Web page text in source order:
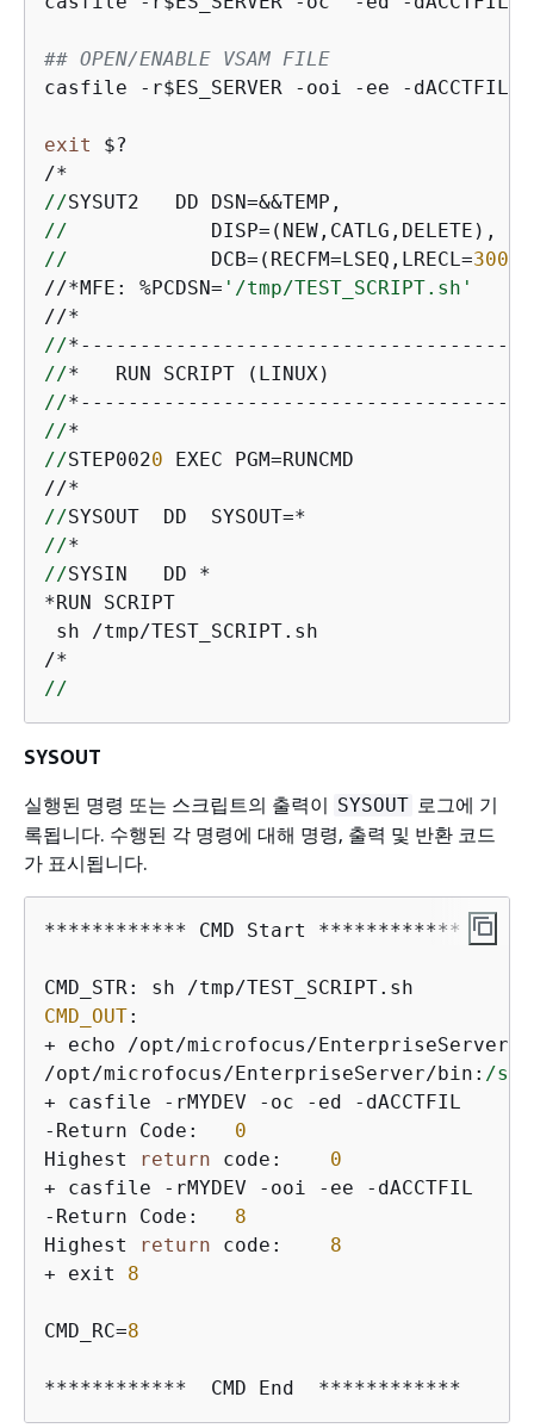
## OPEN/ENABLE VSAM FILE
casfile -r$ES_SERVER -ooi -ee -dACCTFIL
exit
$?
//
//
//
            DCB=(RECFM=LSEQ,LRECL=
300
//*MFE: %PCDSN= '/tmp/TEST_SCRIPT.sh'
//
//
//
//
//STEP0020 EXEC PGM=RUNCMD
//
//
//SYSIN   DD *
*RUN SCRIPT
sh /tmp/TEST_SCRIPT.sh
//
SYSOUT
실행된 명령 또는 스크립트의 출력이 SYSOUT 로그에 기
록됩니다. 수행된 각 명령에 대해 명령, 출력 및 반환 코드
가 표시됩니다.
************ CMD Start ************
CMD_OUT
+ echo /opt/microfocus/EnterpriseServer/
/opt/microfocus/EnterpriseServer/bin: /
+ casfile -
-Return Code: 0
Highest
return code: 0
+ casfile -
-Return Code: 8
Highest
return code: 8
+ exit 8
CMD_RC=8
************  CMD End  ************